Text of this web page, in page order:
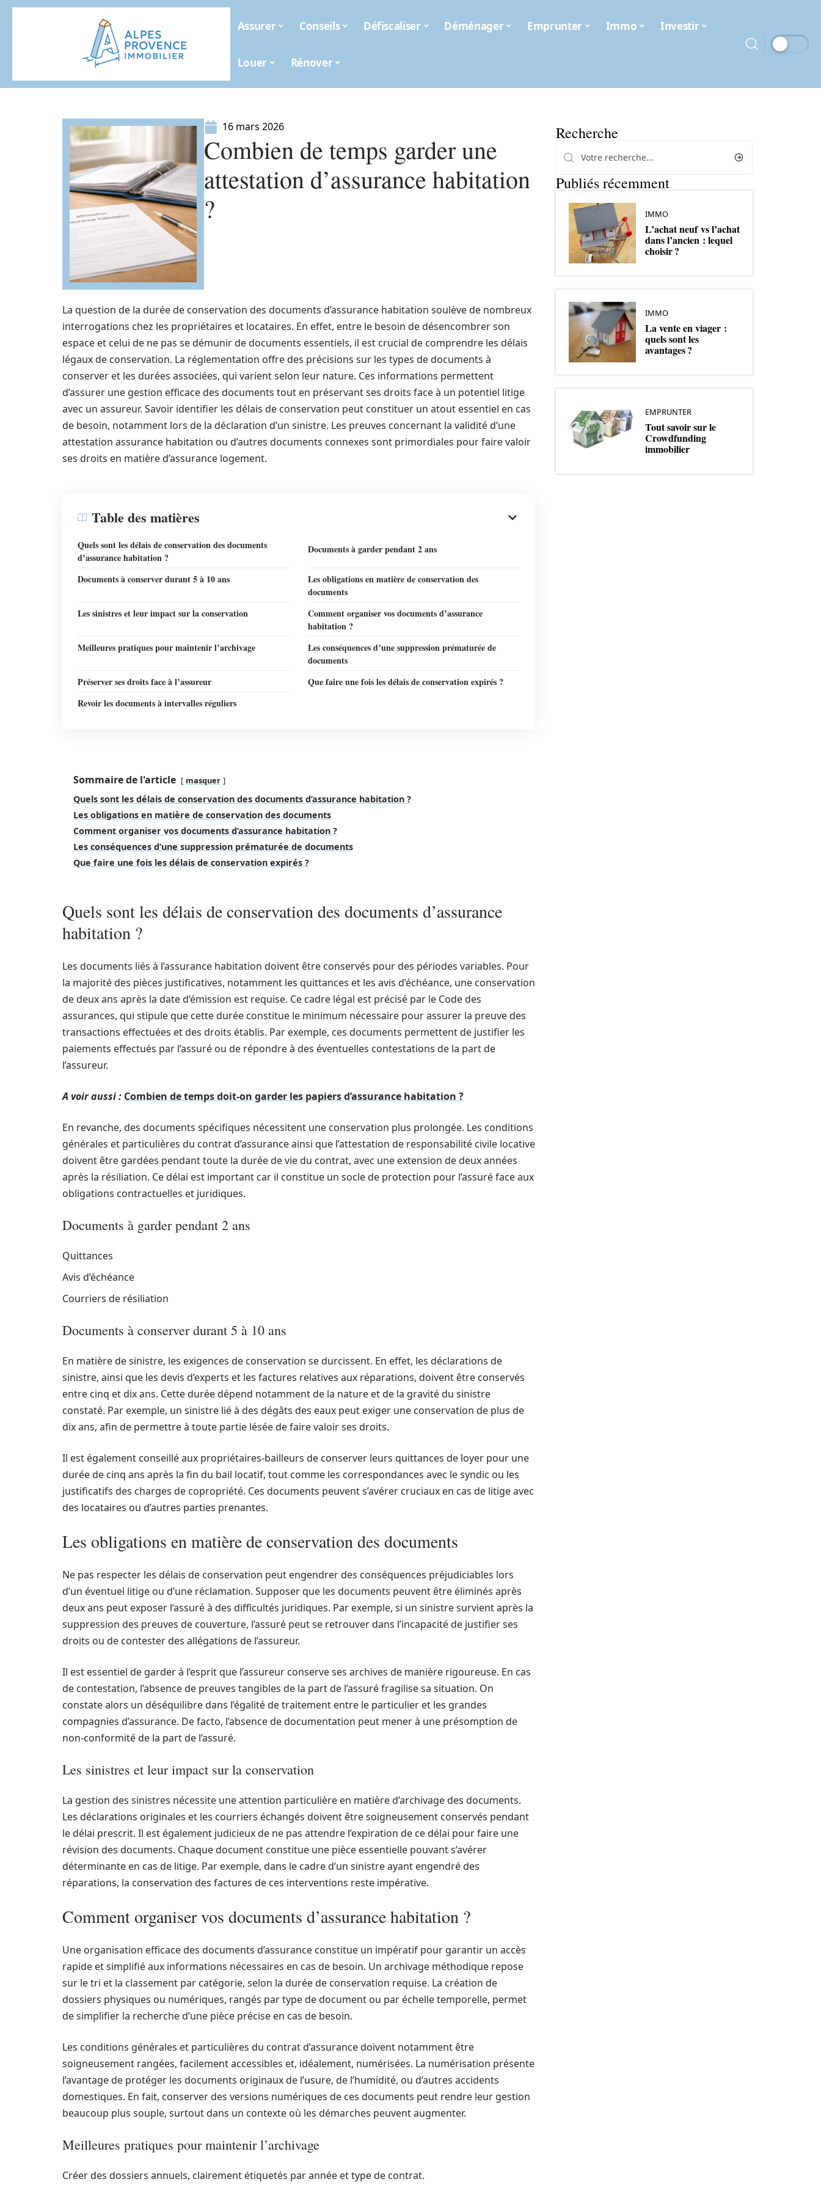
Assurer Conseils Défiscaliser Déménager Emprunter Immo Investir
Louer Rénover
16 mars 2026
Combien de temps garder une
attestation d’assurance habitation
?
La question de la durée de conservation des documents d’assurance habitation soulève de nombreux
interrogations chez les propriétaires et locataires. En effet, entre le besoin de désencombrer son
espace et celui de ne pas se démunir de documents essentiels, il est crucial de comprendre les délais
légaux de conservation. La réglementation offre des précisions sur les types de documents à
conserver et les durées associées, qui varient selon leur nature. Ces informations permettent
d’assurer une gestion efficace des documents tout en préservant ses droits face à un potentiel litige
avec un assureur. Savoir identifier les délais de conservation peut constituer un atout essentiel en cas
de besoin, notamment lors de la déclaration d’un sinistre. Les preuves concernant la validité d’une
attestation assurance habitation ou d’autres documents connexes sont primordiales pour faire valoir
ses droits en matière d’assurance logement.
Table des matières
Quels sont les délais de conservation des documents
d’assurance habitation ?
Documents à garder pendant 2 ans
Documents à conserver durant 5 à 10 ans
Les obligations en matière de conservation des
documents
Les sinistres et leur impact sur la conservation
Comment organiser vos documents d’assurance
habitation ?
Meilleures pratiques pour maintenir l’archivage
Les conséquences d’une suppression prématurée de
documents
Préserver ses droits face à l’assureur
Que faire une fois les délais de conservation expirés ?
Revoir les documents à intervalles réguliers
Sommaire de l'article masquer
Quels sont les délais de conservation des documents d’assurance habitation ?
Les obligations en matière de conservation des documents
Comment organiser vos documents d’assurance habitation ?
Les conséquences d’une suppression prématurée de documents
Que faire une fois les délais de conservation expirés ?
Quels sont les délais de conservation des documents d’assurance
habitation ?
Les documents liés à l’assurance habitation doivent être conservés pour des périodes variables. Pour
la majorité des pièces justificatives, notamment les quittances et les avis d’échéance, une conservation
de deux ans après la date d’émission est requise. Ce cadre légal est précisé par le Code des
assurances, qui stipule que cette durée constitue le minimum nécessaire pour assurer la preuve des
transactions effectuées et des droits établis. Par exemple, ces documents permettent de justifier les
paiements effectués par l’assuré ou de répondre à des éventuelles contestations de la part de
l’assureur.
A voir aussi : Combien de temps doit-on garder les papiers d’assurance habitation ?
En revanche, des documents spécifiques nécessitent une conservation plus prolongée. Les conditions
générales et particulières du contrat d’assurance ainsi que l’attestation de responsabilité civile locative
doivent être gardées pendant toute la durée de vie du contrat, avec une extension de deux années
après la résiliation. Ce délai est important car il constitue un socle de protection pour l’assuré face aux
obligations contractuelles et juridiques.
Documents à garder pendant 2 ans
Quittances
Avis d’échéance
Courriers de résiliation
Documents à conserver durant 5 à 10 ans
En matière de sinistre, les exigences de conservation se durcissent. En effet, les déclarations de
sinistre, ainsi que les devis d’experts et les factures relatives aux réparations, doivent être conservés
entre cinq et dix ans. Cette durée dépend notamment de la nature et de la gravité du sinistre
constaté. Par exemple, un sinistre lié à des dégâts des eaux peut exiger une conservation de plus de
dix ans, afin de permettre à toute partie lésée de faire valoir ses droits.
Il est également conseillé aux propriétaires-bailleurs de conserver leurs quittances de loyer pour une
durée de cinq ans après la fin du bail locatif, tout comme les correspondances avec le syndic ou les
justificatifs des charges de copropriété. Ces documents peuvent s’avérer cruciaux en cas de litige avec
des locataires ou d’autres parties prenantes.
Les obligations en matière de conservation des documents
Ne pas respecter les délais de conservation peut engendrer des conséquences préjudiciables lors
d’un éventuel litige ou d’une réclamation. Supposer que les documents peuvent être éliminés après
deux ans peut exposer l’assuré à des difficultés juridiques. Par exemple, si un sinistre survient après la
suppression des preuves de couverture, l’assuré peut se retrouver dans l’incapacité de justifier ses
droits ou de contester des allégations de l’assureur.
Il est essentiel de garder à l’esprit que l’assureur conserve ses archives de manière rigoureuse. En cas
de contestation, l’absence de preuves tangibles de la part de l’assuré fragilise sa situation. On
constate alors un déséquilibre dans l’égalité de traitement entre le particulier et les grandes
compagnies d’assurance. De facto, l’absence de documentation peut mener à une présomption de
non-conformité de la part de l’assuré.
Les sinistres et leur impact sur la conservation
La gestion des sinistres nécessite une attention particulière en matière d’archivage des documents.
Les déclarations originales et les courriers échangés doivent être soigneusement conservés pendant
le délai prescrit. Il est également judicieux de ne pas attendre l’expiration de ce délai pour faire une
révision des documents. Chaque document constitue une pièce essentielle pouvant s’avérer
déterminante en cas de litige. Par exemple, dans le cadre d’un sinistre ayant engendré des
réparations, la conservation des factures de ces interventions reste impérative.
Comment organiser vos documents d’assurance habitation ?
Une organisation efficace des documents d’assurance constitue un impératif pour garantir un accès
rapide et simplifié aux informations nécessaires en cas de besoin. Un archivage méthodique repose
sur le tri et la classement par catégorie, selon la durée de conservation requise. La création de
dossiers physiques ou numériques, rangés par type de document ou par échelle temporelle, permet
de simplifier la recherche d’une pièce précise en cas de besoin.
Les conditions générales et particulières du contrat d’assurance doivent notamment être
soigneusement rangées, facilement accessibles et, idéalement, numérisées. La numérisation présente
l’avantage de protéger les documents originaux de l’usure, de l’humidité, ou d’autres accidents
domestiques. En fait, conserver des versions numériques de ces documents peut rendre leur gestion
beaucoup plus souple, surtout dans un contexte où les démarches peuvent augmenter.
Meilleures pratiques pour maintenir l’archivage
Créer des dossiers annuels, clairement étiquetés par année et type de contrat.
Recherche
Publiés récemment
IMMO
L’achat neuf vs l’achat
dans l’ancien : lequel
choisir ?
IMMO
La vente en viager :
quels sont les
avantages ?
EMPRUNTER
Tout savoir sur le
Crowdfunding
immobilier